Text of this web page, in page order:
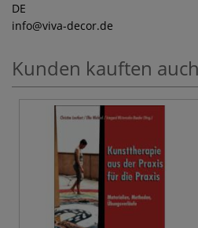
DE
info@viva-decor.de
Kunden kauften